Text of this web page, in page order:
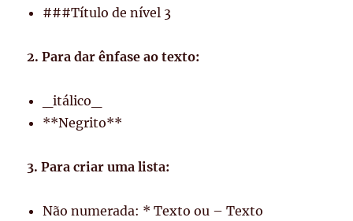
###Título de nível 3
2. Para dar ênfase ao texto:
_itálico_
**Negrito**
3. Para criar uma lista:
Não numerada: * Texto ou – Texto